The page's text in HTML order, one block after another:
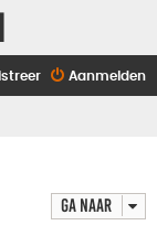
Aanmelden
Ga naar